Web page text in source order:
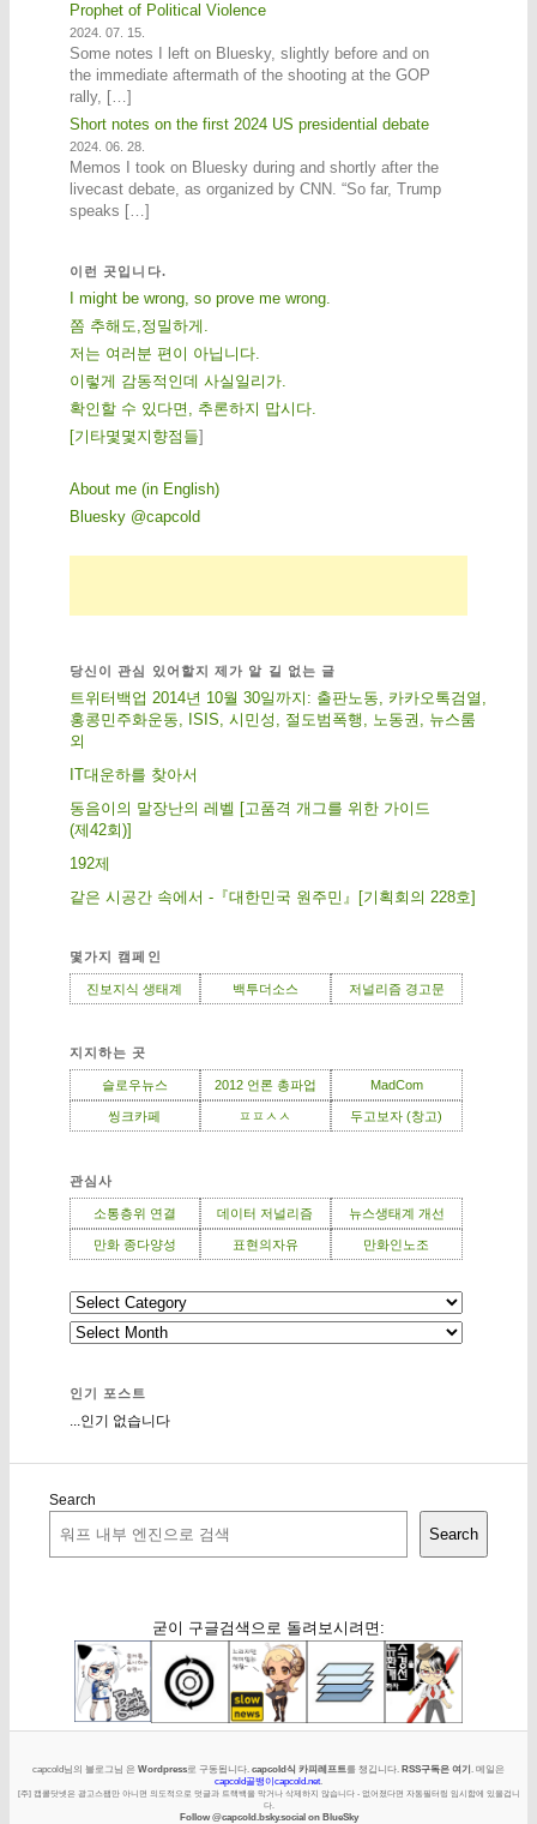
Prophet of Political Violence
2024. 07. 15.
Some notes I left on Bluesky, slightly before and on
the immediate aftermath of the shooting at the GOP
rally, […]
Short notes on the first 2024 US presidential debate
2024. 06. 28.
Memos I took on Bluesky during and shortly after the
livecast debate, as organized by CNN. “So far, Trump
speaks […]
이런 곳입니다.
I might be wrong, so prove me wrong.
쫌 추해도,정밀하게.
저는 여러분 편이 아닙니다.
이렇게 감동적인데 사실일리가.
확인할 수 있다면, 추론하지 맙시다.
[기 타몇 몇 지 향점 들]
About me (in English)
Bluesky @capcold
당신이 관심 있어할지 제가 알 길 없는 글
트위터백업 2014년 10월 30일까지: 출판노동, 카카오톡검열,
홍콩민주화운동, ISIS, 시민성, 절도범폭행, 노동권, 뉴스룸
외
IT대운하를 찾아서
동음이의 말장난의 레벨 [고품격 개그를 위한 가이드
(제42회)]
192제
같은 시공간 속에서 -『대한민국 원주민』[기획회의 228호]
몇가지 캠페인
진보지식 생태계 백투더소스 저널리즘 경고문
지지하는 곳
슬로우뉴스 2012 언론 총파업 MadCom
씽크카페 ㅍㅍㅅㅅ 두고보자 (창고)
관심사
소통층위 연결 데이터 저널리즘 뉴스생태계 개선
만화 종다양성 표현의자유 만화인노조
인기 포스트
...인기 없습니다
Search
Search
굳이 구글검색으로 돌려보시려면:
capcold님의 블로그님 은 Wordpress로 구동됩니다. capcold식 카피레프트를 챙깁니다. RSS구독은 여기 . 메일은
capcold골뱅이capcold.net
[주] 캡콜닷넷은 광고스팸만 아니면 의도적으로 덧글과 트랙백을 막거나 삭제하지 않습니다 - 없어졌다면 자동필터링 임시함에 있을겁니
다.
Follow @capcold.bsky.social on BlueSky